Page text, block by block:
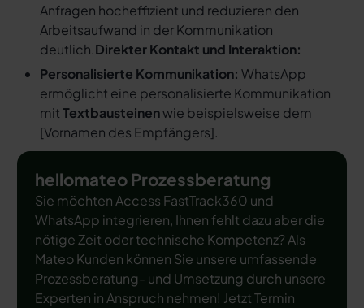
Anfragen hocheffizient und reduzieren den
Arbeitsaufwand in der Kommunikation
deutlich.Direkter Kontakt und Interaktion:
Personalisierte Kommunikation: WhatsApp
ermöglicht eine personalisierte Kommunikation
mitTextbausteinenwie beispielsweise dem
[Vornamen des Empfängers].
hellomateo Prozessberatung
Sie möchten Access FastTrack360 und
WhatsApp integrieren, Ihnen fehlt dazu aber die
nötige Zeit oder technische Kompetenz? Als
Mateo Kunden können Sie unsere umfassende
Prozessberatung- und Umsetzung durch unsere
Experten in Anspruch nehmen! Jetzt Termin